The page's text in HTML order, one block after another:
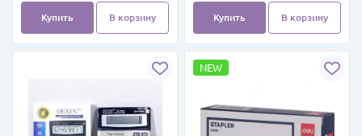
Купить В корзину Купить В корзину
NEW